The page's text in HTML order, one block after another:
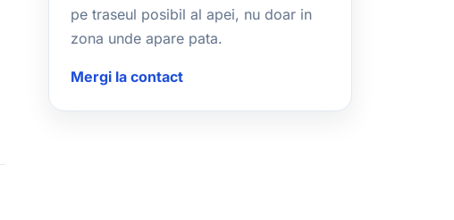
pe traseul posibil al apei, nu doar in
zona unde apare pata.
Mergi la contact